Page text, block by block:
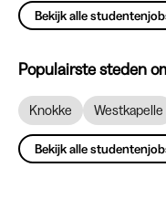
Bekijk alle
Populairste steden
Knokke Westkapelle
Bekijk alle